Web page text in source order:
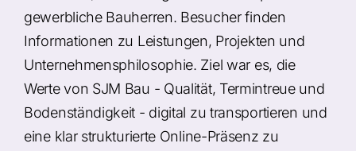
gewerbliche Bauherren. Besucher finden
Informationen zu Leistungen, Projekten und
Unternehmensphilosophie. Ziel war es, die
Werte von SJM Bau - Qualität, Termintreue und
Bodenständigkeit - digital zu transportieren und
eine klar strukturierte Online-Präsenz zu